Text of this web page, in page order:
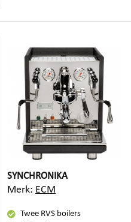
SYNCHRONIKA
Merk: ECM
Twee RVS boilers